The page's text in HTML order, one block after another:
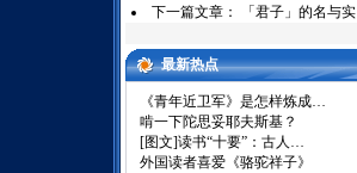
下一篇文章： 「君子」的名与实
最新热点
《青年近卫军》是怎样炼成…
啃一下陀思妥耶夫斯基？
[图文]读书“十要”：古人…
外国读者喜爱《骆驼祥子》